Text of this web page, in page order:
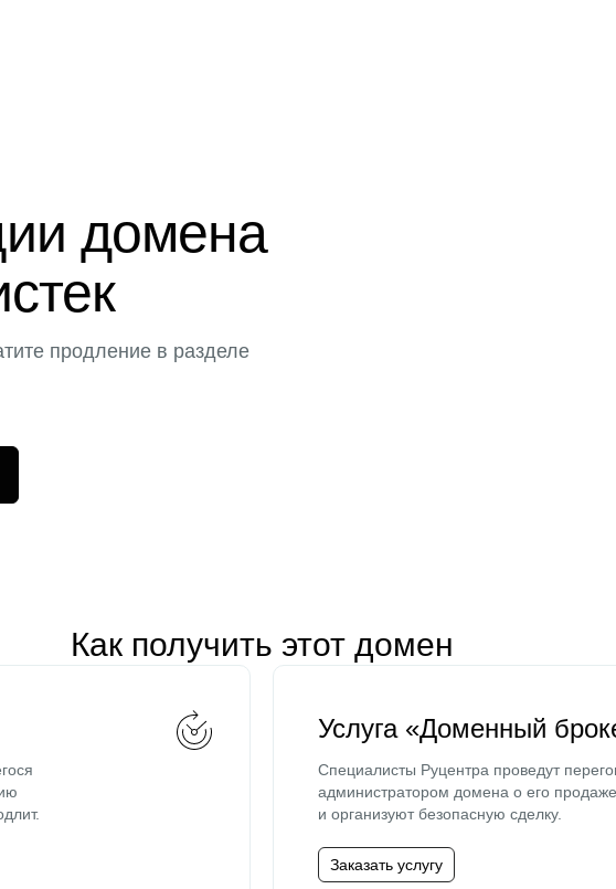
домена
продление в разделе
Как получить этот домен
Услуга «Доменный
Специалисты Руцентра проведут
администратором домена о его
и организуют безопасную сделку.
Заказать услугу